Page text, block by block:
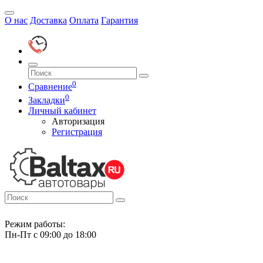
О нас Доставка Оплата Гарантия
Сравнение0
Закладки0
Личный кабинет
Авторизация
Регистрация
Режим работы:
Пн-Пт с 09:00 до 18:00